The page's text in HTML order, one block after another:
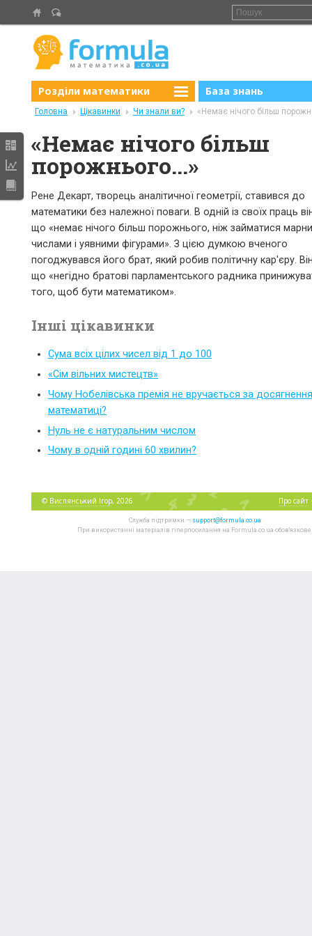
Розділи математики База знань
Головна Цікавинки Чи знали ви? «Немає нічого більш
«Немає нічого більш
порожнього...»
Рене Декарт, творець аналітичної геометрії, ставився до
математики без належної поваги. В одній із своїх праць
що «немає нічого більш порожнього, ніж займатися
числами і уявними фігурами». З цією думкою вченого
погоджувався його брат, який робив політичну кар'єру.
що «негідно братові парламентського радника
того, щоб бути математиком».
Інші цікавинки
Сума всіх цілих чисел від 1 до 100
«Сім вільних мистецтв»
Чому Нобелівська премія не вручається за
математиці?
Нуль не є натуральним числом
Чому в одній годині 60 хвилин?
© Виспянський Ігор, 2026 Про сайт
Служба підтримки — support@formula.co.ua
При використанні матеріалів гіперпосилання на Formula.co.ua обов'язкове.